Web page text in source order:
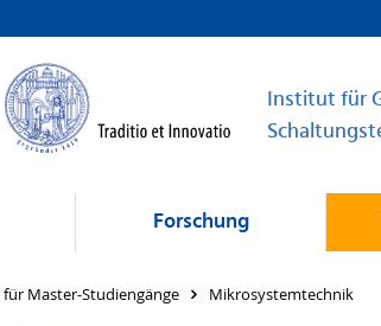
Institut für
Forschung
für Master-Studiengänge Mikrosystemtechnik